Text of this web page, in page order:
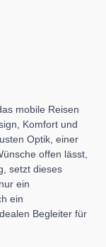
mobile Reisen
Komfort und
Optik, einer
offen lässt,
setzt dieses
ein
ein
Begleiter für